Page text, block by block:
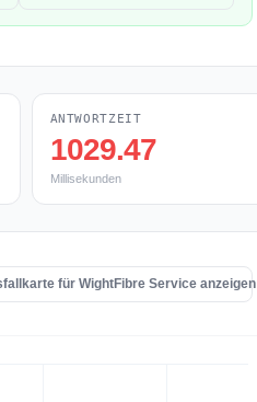
ANTWORTZEIT
1029.47
Millisekunden
für WightFibre Service anzeigen